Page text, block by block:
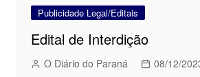
Publicidade Legal/Editais
Edital de Interdição
O Diário do Paraná 08/12/